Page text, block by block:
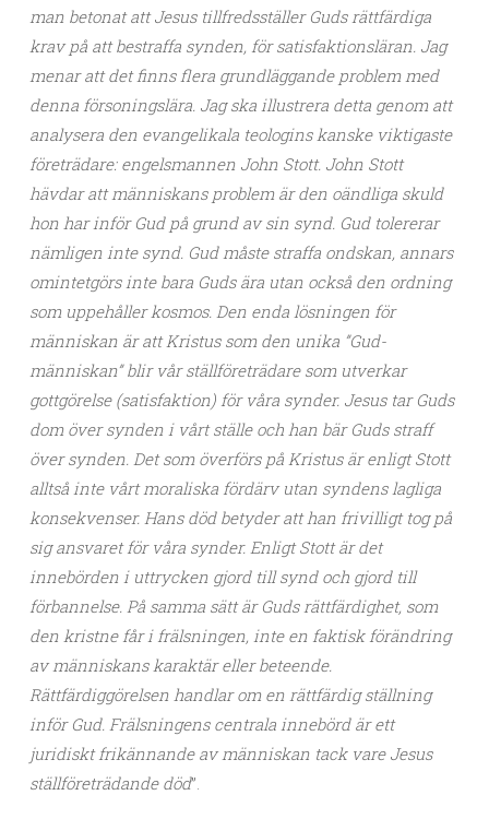
man betonat att Jesus tillfredsställer Guds rättfärdiga
krav på att bestraffa synden, för satisfaktionsläran. Jag
menar att det finns flera grundläggande problem med
denna försoningslära. Jag ska illustrera detta genom att
analysera den evangelikala teologins kanske viktigaste
företrädare: engelsmannen John Stott. John Stott
hävdar att människans problem är den oändliga skuld
hon har inför Gud på grund av sin synd. Gud tolererar
nämligen inte synd. Gud måste straffa ondskan, annars
omintetgörs inte bara Guds ära utan också den ordning
som uppehåller kosmos. Den enda lösningen för
människan är att Kristus som den unika ”Gud-
människan” blir vår ställföreträdare som utverkar
gottgörelse (satisfaktion) för våra synder. Jesus tar Guds
dom över synden i vårt ställe och han bär Guds straff
över synden. Det som överförs på Kristus är enligt Stott
alltså inte vårt moraliska fördärv utan syndens lagliga
konsekvenser. Hans död betyder att han frivilligt tog på
sig ansvaret för våra synder. Enligt Stott är det
innebörden i uttrycken gjord till synd och gjord till
förbannelse. På samma sätt är Guds rättfärdighet, som
den kristne får i frälsningen, inte en faktisk förändring
av människans karaktär eller beteende.
Rättfärdiggörelsen handlar om en rättfärdig ställning
inför Gud. Frälsningens centrala innebörd är ett
juridiskt frikännande av människan tack vare Jesus
ställföreträdande död”.